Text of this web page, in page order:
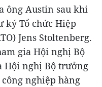
ông Austin sau khi
ký Tổ chức Hiệp
Jens Stoltenberg.
gia Hội nghị Bộ
Hội nghị Bộ trưởng
nghiệp hàng